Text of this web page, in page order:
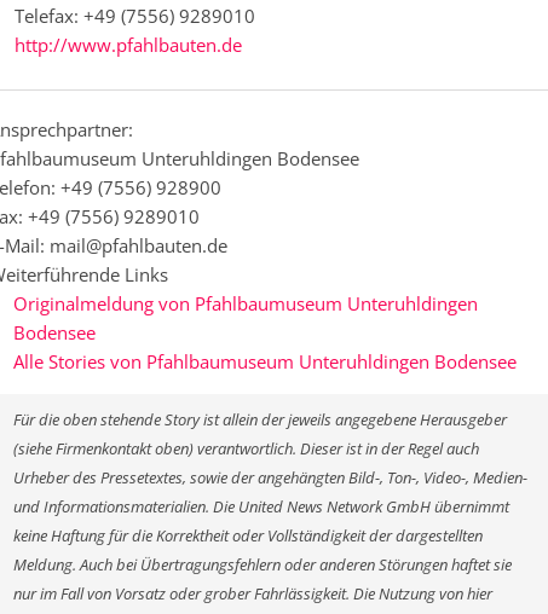
Telefax: +49 (7556) 9289010
http://www.pfahlbauten.de
Unteruhldingen Bodensee
+49 (7556) 928900
+49 (7556) 9289010
Mail: mail@pfahlbauten.de
Links
Originalmeldung von Pfahlbaumuseum Unteruhldingen
Bodensee
Alle Stories von Pfahlbaumuseum Unteruhldingen Bodensee
Für die oben stehende Story ist allein der jeweils angegebene Herausgeber
(siehe Firmenkontakt oben) verantwortlich. Dieser ist in der Regel auch
Urheber des Pressetextes, sowie der angehängten Bild-, Ton-, Video-, Medien-
und Informationsmaterialien. Die United News Network GmbH übernimmt
keine Haftung für die Korrektheit oder Vollständigkeit der dargestellten
Meldung. Auch bei Übertragungsfehlern oder anderen Störungen haftet sie
nur im Fall von Vorsatz oder grober Fahrlässigkeit. Die Nutzung von hier